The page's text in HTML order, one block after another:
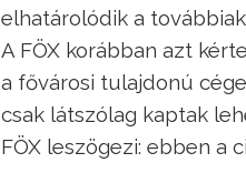
elhatárolódik a
A FÖX korábban azt
a fővárosi tulajdonú
csak látszólag kaptak
FÖX leszögezi: ebben a